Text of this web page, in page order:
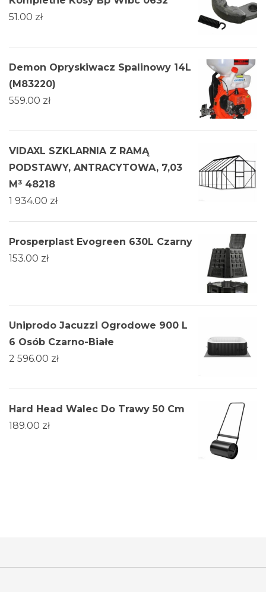
51.00 zł
Demon Opryskiwacz Spalinowy 14L
(M83220)
559.00 zł
VIDAXL SZKLARNIA Z RAMĄ
PODSTAWY, ANTRACYTOWA, 7,03
M³ 48218
1 934.00 zł
Prosperplast Evogreen 630L Czarny
153.00 zł
Uniprodo Jacuzzi Ogrodowe 900 L
6 Osób Czarno-Białe
2 596.00 zł
Hard Head Walec Do Trawy 50 Cm
189.00 zł